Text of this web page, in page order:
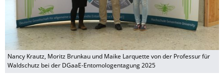
Nancy Krautz, Moritz Brunkau und Maike Larquette von der Professur für
Waldschutz bei der DGaaE-Entomologentagung 2025